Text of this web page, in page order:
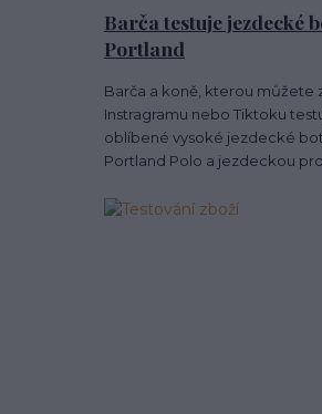
Barča testuje jezdecké
Portland
Barča a koně, kterou můžete
Instragramu nebo Tiktoku
oblíbené vysoké jezdecké
Portland Polo a jezdeckou